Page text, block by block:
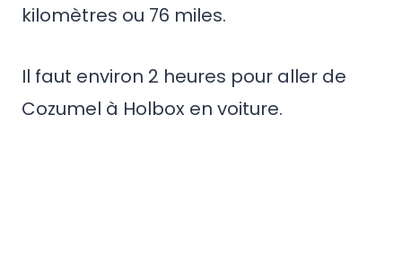
kilomètres ou 76 miles.
Il faut environ 2 heures pour aller de
Cozumel à Holbox en voiture.